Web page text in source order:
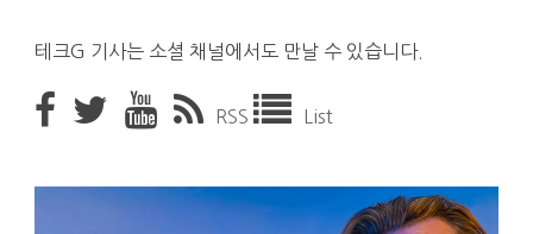
테크G 기사는 소셜 채널에서도 만날 수 있습니다.
RSS List